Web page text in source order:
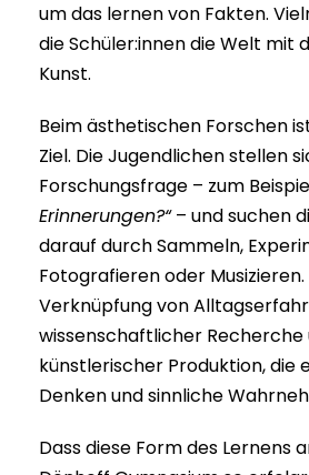
um das lernen von Fakten.
die Schüler:innen die Welt mit
Kunst.
Beim ästhetischen Forschen
Ziel. Die Jugendlichen stellen
Forschungsfrage – zum
Erinnerungen?“– und suchen
darauf durch Sammeln,
Fotografieren oder Musizieren.
Verknüpfung von
wissenschaftlicher Recherche
künstlerischer Produktion, die
Denken und sinnliche
Dass diese Form des Lernens